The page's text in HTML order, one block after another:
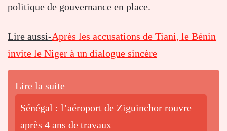
politique de gouvernance en place.
Lire aussi-Après les accusations de Tiani, le Bénin
invite le Niger à un dialogue sincère
Lire la suite
Sénégal : l’aéroport de Ziguinchor rouvre
après 4 ans de travaux